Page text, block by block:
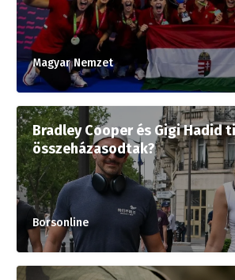
Magyar Nemzet
Bradley Cooper és Gigi Hadid
összeházasodtak?
Borsonline